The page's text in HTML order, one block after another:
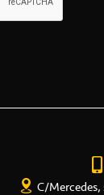
C/